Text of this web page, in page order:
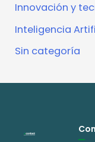
Innovación y
Inteligencia
Sin categoría